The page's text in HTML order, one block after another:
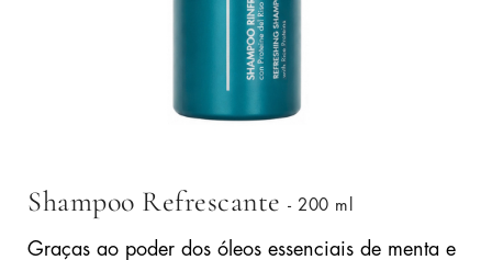
Shampoo Refrescante - 200 ml
Graças ao poder dos óleos essenciais de menta e